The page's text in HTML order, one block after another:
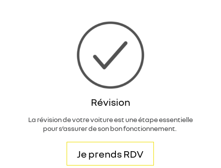
Révision
La révision de votre voiture est une étape essentielle
pour s’assurer de son bon fonctionnement.
Je prends RDV